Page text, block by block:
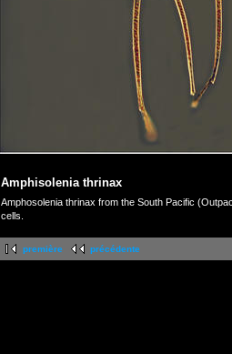
Amphisolenia thrinax
Amphosolenia thrinax from the South Pacific
cells.
première précédente